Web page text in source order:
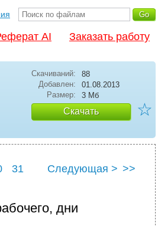
AI Заказать работу
Скачиваний:
88
Добавлен:
01.08.2013
Размер:
3 Мб
Скачать ☆
31
Следующая > >>
дни